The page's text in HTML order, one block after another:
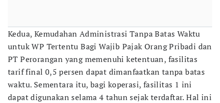
Kedua, Kemudahan Administrasi Tanpa Batas Waktu
untuk WP Tertentu Bagi Wajib Pajak Orang Pribadi dan
PT Perorangan yang memenuhi ketentuan, fasilitas
tarif final 0,5 persen dapat dimanfaatkan tanpa batas
waktu. Sementara itu, bagi koperasi, fasilitas 1 ini
dapat digunakan selama 4 tahun sejak terdaftar. Hal ini